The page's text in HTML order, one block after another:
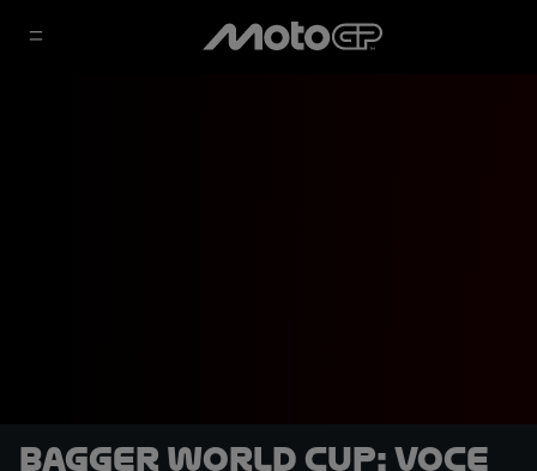
Bagger World Cup: voce